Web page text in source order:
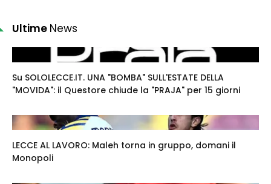
Ultime News
Su SOLOLECCE.IT. UNA "BOMBA" SULL'ESTATE DELLA
"MOVIDA": il Questore chiude la "PRAJA" per 15 giorni
LECCE AL LAVORO: Maleh torna in gruppo, domani il
Monopoli